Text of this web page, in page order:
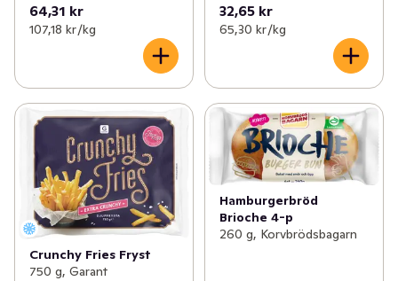
64,31 kr
107,18 kr /kg
32,65 kr
65,30 kr /kg
Crunchy Fries Fryst
750 g, Garant
Hamburgerbröd
Brioche 4-p
260 g, Korvbrödsbagarn